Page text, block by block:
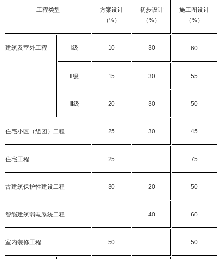
工程类型
方案设计
（%）
初步设计
（%）
施工图设计
（%）
建筑及室外工程 级 10 30 60
级 15 30 55
级 20 30 50
住宅小区（组团）工程 25 30 45
住宅工程 25 75
古建筑保护性建设工程 30 20 50
智能建筑弱电系统工程 40 60
室内装修工程 50 50